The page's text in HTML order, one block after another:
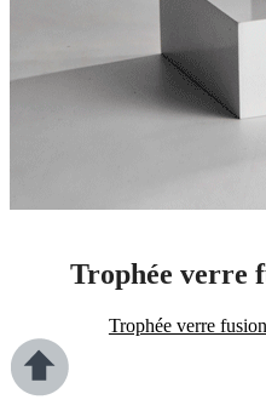
Trophée verre
Trophée verre